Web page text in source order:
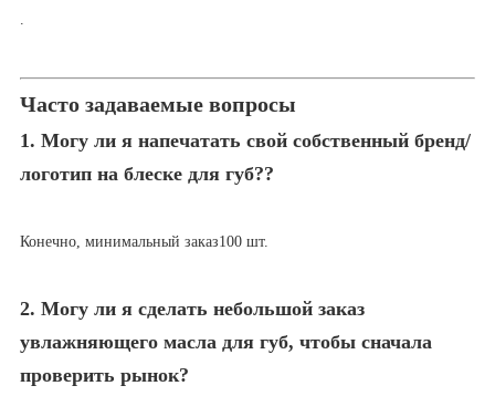
.
Часто задаваемые вопросы
1. Могу ли я напечатать свой собственный бренд/
логотип на блеске для губ??
Конечно, минимальный заказ100 шт.
2. Могу ли я сделать небольшой заказ
увлажняющего масла для губ, чтобы сначала
проверить рынок?